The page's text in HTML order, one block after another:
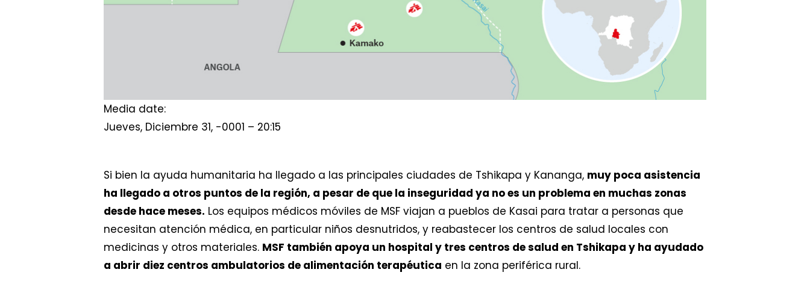
Media date:
Jueves, Diciembre 31, -0001 – 20:15
Si bien la ayuda humanitaria ha llegado a las principales ciudades de Tshikapa y Kananga, muy poca asistencia
ha llegado a otros puntos de la región, a pesar de que la inseguridad ya no es un problema en muchas zonas
desde hace meses. Los equipos médicos móviles de MSF viajan a pueblos de Kasai para tratar a personas que
necesitan atención médica, en particular niños desnutridos, y reabastecer los centros de salud locales con
medicinas y otros materiales. MSF también apoya un hospital y tres centros de salud en Tshikapa y ha ayudado
a abrir diez centros ambulatorios de alimentación terapéutica en la zona periférica rural.